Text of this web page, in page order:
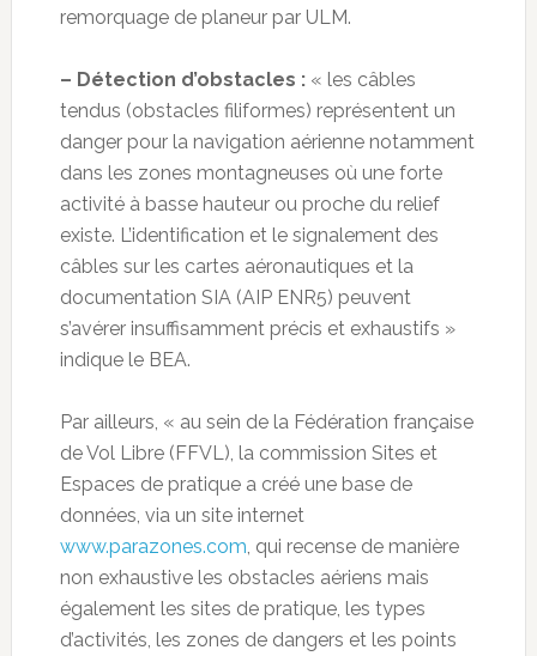
remorquage de planeur par ULM.
– Détection d’obstacles :« les câbles
tendus (obstacles filiformes) représentent un
danger pour la navigation aérienne notamment
dans les zones montagneuses où une forte
activité à basse hauteur ou proche du relief
existe. L’identification et le signalement des
câbles sur les cartes aéronautiques et la
documentation SIA (AIP ENR5) peuvent
s’avérer insuffisamment précis et exhaustifs »
indique le BEA.
Par ailleurs, « au sein de la Fédération française
de Vol Libre (FFVL), la commission Sites et
Espaces de pratique a créé une base de
données, via un site internet
www.parazones.com, qui recense de manière
non exhaustive les obstacles aériens mais
également les sites de pratique, les types
d’activités, les zones de dangers et les points